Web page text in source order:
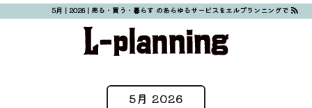
5月 | 2026 | 売る・買う・暮らす のあらゆるサービスをエルプランニングで
5月 2026